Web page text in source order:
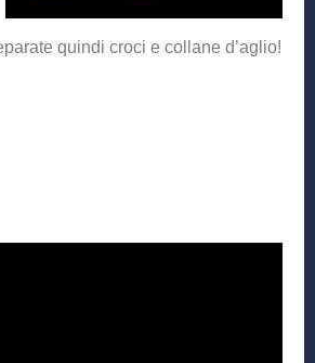
quindi croci e collane d’aglio!